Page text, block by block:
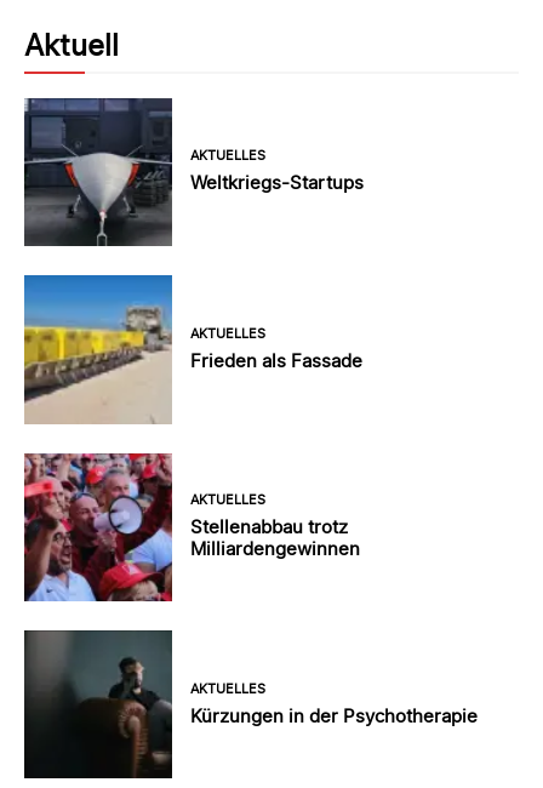
Aktuell
AKTUELLES
Weltkriegs-Startups
AKTUELLES
Frieden als Fassade
AKTUELLES
Stellenabbau trotz
Milliardengewinnen
AKTUELLES
Kürzungen in der Psychotherapie